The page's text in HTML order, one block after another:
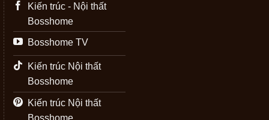
Kiến trúc - Nội thất
Bosshome
Bosshome TV
Kiến trúc Nội thất
Bosshome
Kiến trúc Nội thất
Bosshome